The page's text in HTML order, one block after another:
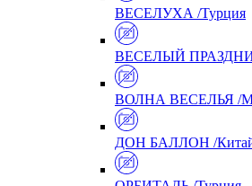
ВЕСЕЛУХА /Турция
ВЕСЕЛЫЙ
ВОЛНА ВЕСЕЛЬЯ /
ДОН БАЛЛОН /